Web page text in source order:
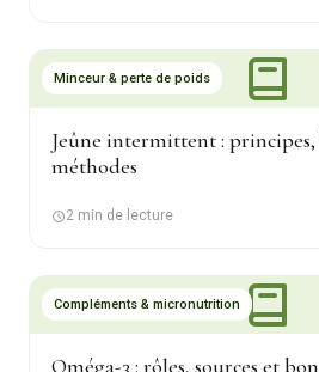
Minceur & perte de poids
Jeûne intermittent :
méthodes
2 min de lecture
Compléments & micronutrition
Oméga-3 : rôles, sources et